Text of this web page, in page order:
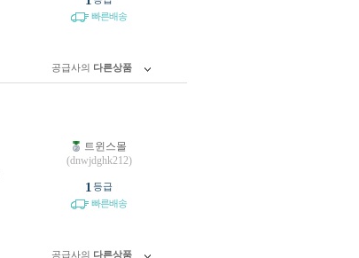
빠른배송
공급사의 다른상품
트윈스몰
(dnwjdghk212)
1 등급
빠른배송
공급사의 다른상품